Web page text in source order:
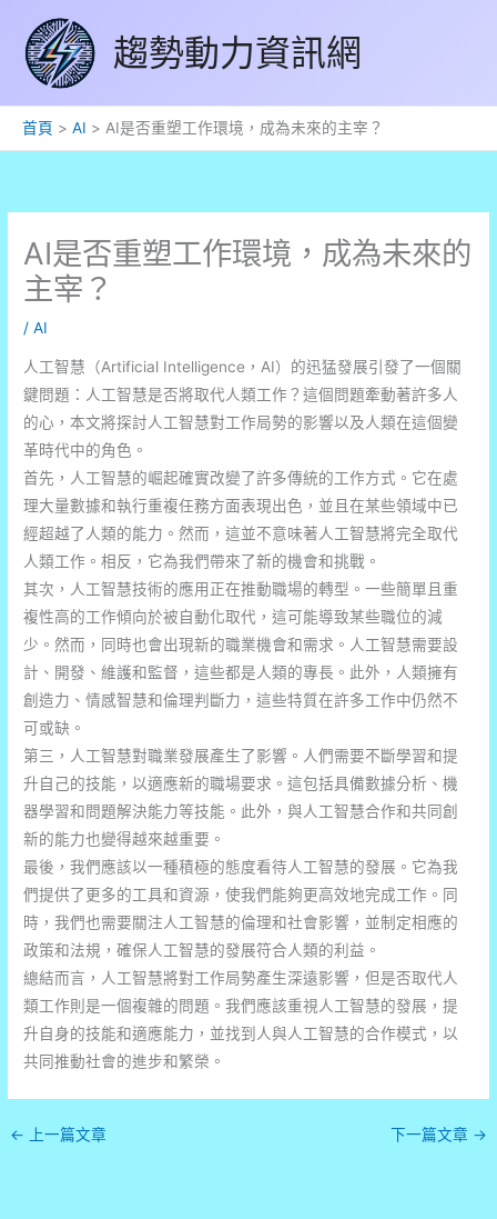
容
趨勢動力資訊網
首頁 AI AI是否重塑工作環境，成為未來的主宰？
AI是否重塑工作環境，成為未來的
主宰？
/AI
人工智慧（Artificial Intelligence，AI）的迅猛發展引發了一個關
鍵問題：人工智慧是否將取代人類工作？這個問題牽動著許多人
的心，本文將探討人工智慧對工作局勢的影響以及人類在這個變
革時代中的角色。
首先，人工智慧的崛起確實改變了許多傳統的工作方式。它在處
理大量數據和執行重複任務方面表現出色，並且在某些領域中已
經超越了人類的能力。然而，這並不意味著人工智慧將完全取代
人類工作。相反，它為我們帶來了新的機會和挑戰。
其次，人工智慧技術的應用正在推動職場的轉型。一些簡單且重
複性高的工作傾向於被自動化取代，這可能導致某些職位的減
少。然而，同時也會出現新的職業機會和需求。人工智慧需要設
計、開發、維護和監督，這些都是人類的專長。此外，人類擁有
創造力、情感智慧和倫理判斷力，這些特質在許多工作中仍然不
可或缺。
第三，人工智慧對職業發展產生了影響。人們需要不斷學習和提
升自己的技能，以適應新的職場要求。這包括具備數據分析、機
器學習和問題解決能力等技能。此外，與人工智慧合作和共同創
新的能力也變得越來越重要。
最後，我們應該以一種積極的態度看待人工智慧的發展。它為我
們提供了更多的工具和資源，使我們能夠更高效地完成工作。同
時，我們也需要關注人工智慧的倫理和社會影響，並制定相應的
政策和法規，確保人工智慧的發展符合人類的利益。
總結而言，人工智慧將對工作局勢產生深遠影響，但是否取代人
類工作則是一個複雜的問題。我們應該重視人工智慧的發展，提
升自身的技能和適應能力，並找到人與人工智慧的合作模式，以
共同推動社會的進步和繁榮。
← 上一篇文章 下一篇文章 →